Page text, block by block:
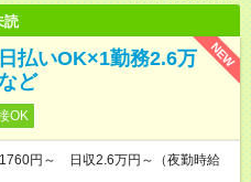
読
NEW
払いOK×1勤務2.6万
ど
OK
円～ 日収2.6万円～（夜勤時給